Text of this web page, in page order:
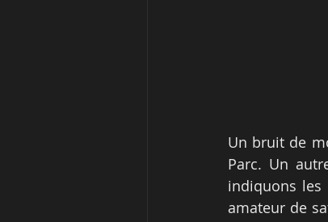
Un bruit de
Parc. Un
indiquons les
amateur de